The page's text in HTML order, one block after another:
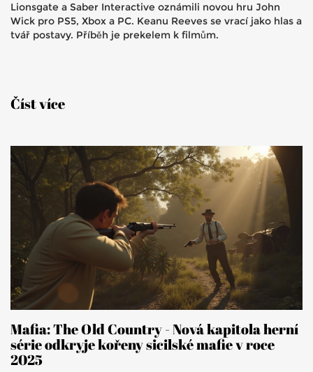
Lionsgate a Saber Interactive oznámili novou hru John
Wick pro PS5, Xbox a PC. Keanu Reeves se vrací jako hlas a
tvář postavy. Příběh je prekelem k filmům.
Číst více
Mafia: The Old Country - Nová kapitola herní
série odkryje kořeny sicilské mafie v roce
2025